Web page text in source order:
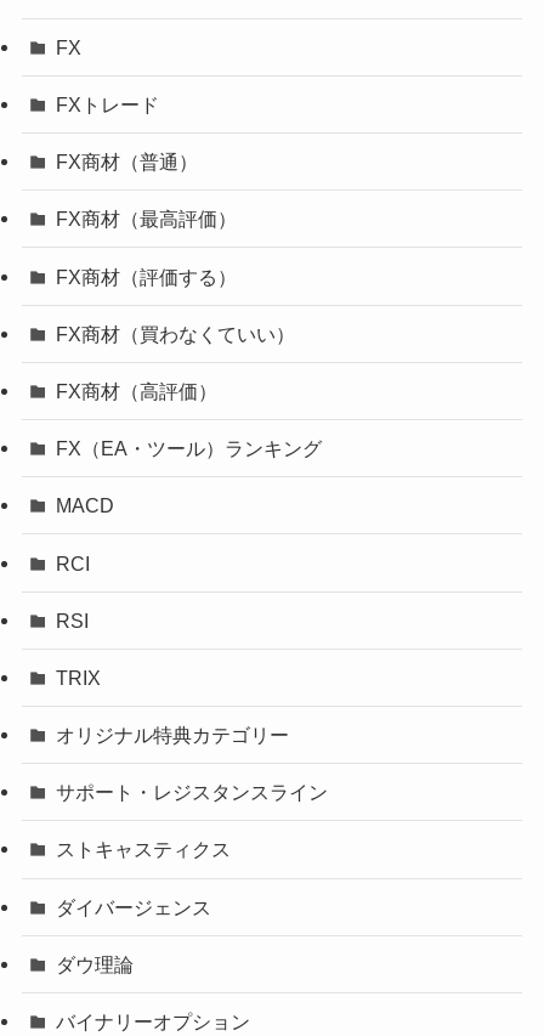
FX
FXトレード
FX商材（普通）
FX商材（最高評価）
FX商材（評価する）
FX商材（買わなくていい）
FX商材（高評価）
FX（EA・ツール）ランキング
MACD
RCI
RSI
TRIX
オリジナル特典カテゴリー
サポート・レジスタンスライン
ストキャスティクス
ダイバージェンス
ダウ理論
バイナリーオプション